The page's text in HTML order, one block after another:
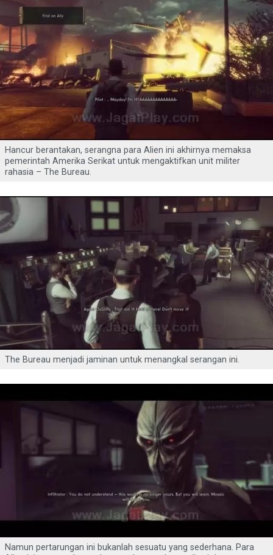
Hancur berantakan, serangna para Alien ini akhirnya memaksa
pemerintah Amerika Serikat untuk mengaktifkan unit militer
rahasia – The Bureau.
The Bureau menjadi jaminan untuk menangkal serangan ini.
Namun pertarungan ini bukanlah sesuatu yang sederhana. Para